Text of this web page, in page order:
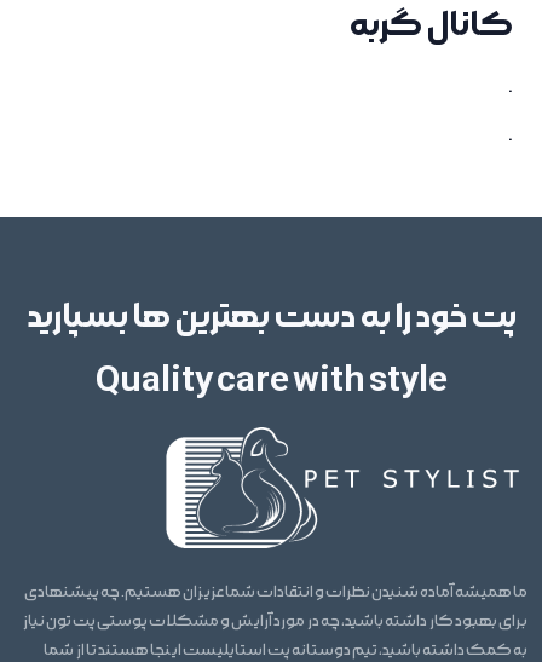
کانال گربه
.
.
پت خود را به دست بهترین ها بسپارید
Quality care with style
ما همیشه آماده شنیدن نظرات و انتقادات شما عزیزان هستیم. چه پیشنهادی
برای بهبود کار داشته باشید، چه در مورد آرایش و مشکلات پوستی پت تون نیاز
به کمک داشته باشید، تیم دوستانه پت استایلیست اینجا هستند تا از شما